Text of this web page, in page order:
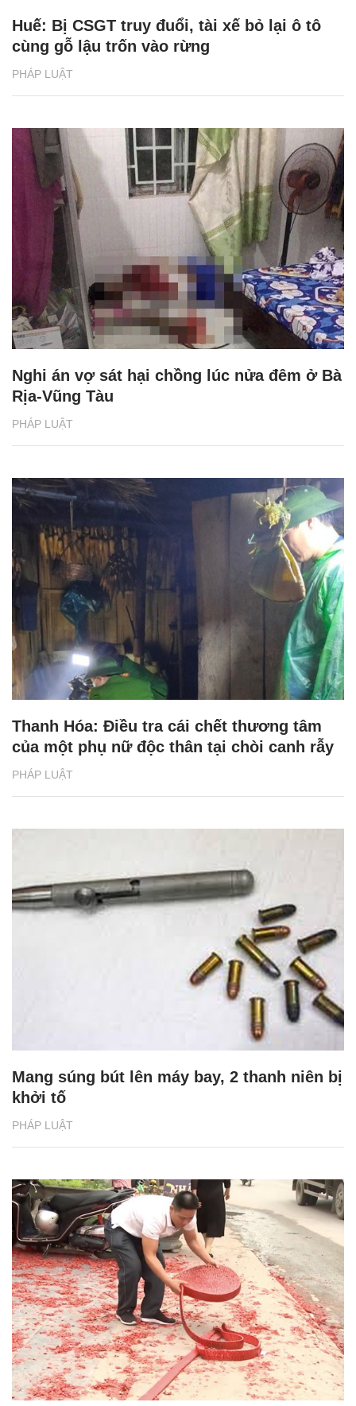
PHÁP LUẬT
Huế: Bị CSGT truy đuổi, tài xế bỏ lại ô tô
cùng gỗ lậu trốn vào rừng
PHÁP LUẬT
Nghi án vợ sát hại chồng lúc nửa đêm ở Bà
Rịa-Vũng Tàu
PHÁP LUẬT
Thanh Hóa: Điều tra cái chết thương tâm
của một phụ nữ độc thân tại chòi canh rẫy
PHÁP LUẬT
Mang súng bút lên máy bay, 2 thanh niên bị
khởi tố